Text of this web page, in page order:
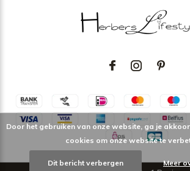
Door het gebruiken van onze website, ga je
cookies om onze website te
Dit bericht verbergen Meer